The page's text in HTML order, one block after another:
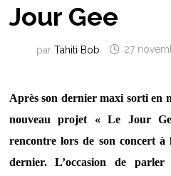
Jour Gee
par Tahiti Bob 27
Après son dernier maxi sorti en
nouveau projet « Le Jour
rencontre lors de son concert
dernier. L’occasion de